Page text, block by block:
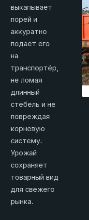
выкапывает
порей и
аккуратно
подаёт его
на
транспортёр,
не ломая
длинный
стебель и не
повреждая
корневую
систему.
Урожай
сохраняет
товарный вид
для свежего
рынка.